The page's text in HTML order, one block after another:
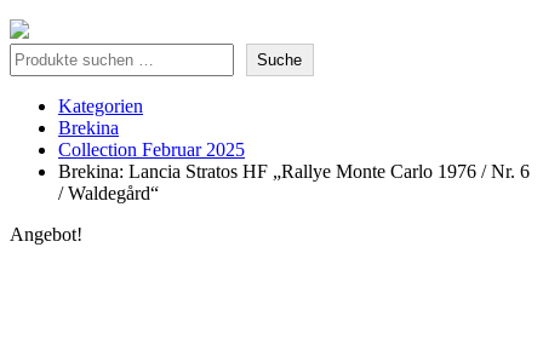
Suche Suche
Kategorien
Brekina
Collection Februar 2025
Brekina: Lancia Stratos HF „Rallye Monte Carlo 1976 / Nr. 6
/ Waldegård“
Angebot!